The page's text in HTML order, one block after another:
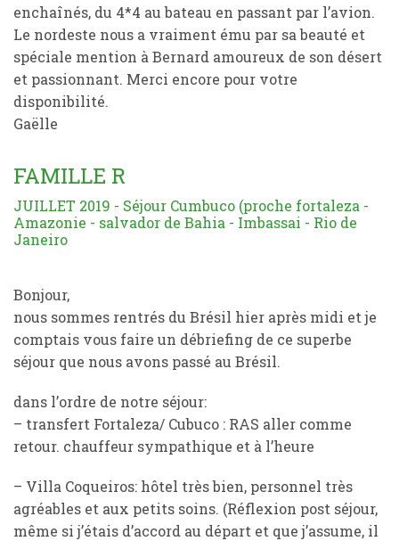
enchaînés, du 4*4 au bateau en passant par l’avion.
Le nordeste nous a vraiment ému par sa beauté et
spéciale mention à Bernard amoureux de son désert
et passionnant. Merci encore pour votre
disponibilité.
Gaëlle
FAMILLE R
JUILLET 2019 - Séjour Cumbuco (proche fortaleza -
Amazonie - salvador de Bahia - Imbassai - Rio de
Janeiro
Bonjour,
nous sommes rentrés du Brésil hier après midi et je
comptais vous faire un débriefing de ce superbe
séjour que nous avons passé au Brésil.
dans l’ordre de notre séjour:
– transfert Fortaleza/ Cubuco : RAS aller comme
retour. chauffeur sympathique et à l’heure
– Villa Coqueiros: hôtel très bien, personnel très
agréables et aux petits soins. (Réflexion post séjour,
même si j’étais d’accord au départ et que j’assume, il